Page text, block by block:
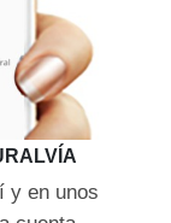
y en unos